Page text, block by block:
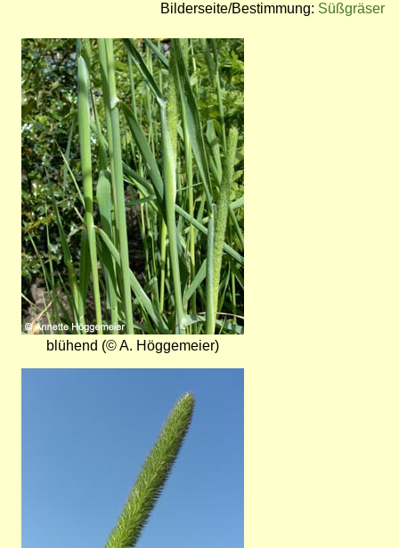
Bilderseite/Bestimmung: Süßgräser
Bild
blühend (© A. Höggemeier)